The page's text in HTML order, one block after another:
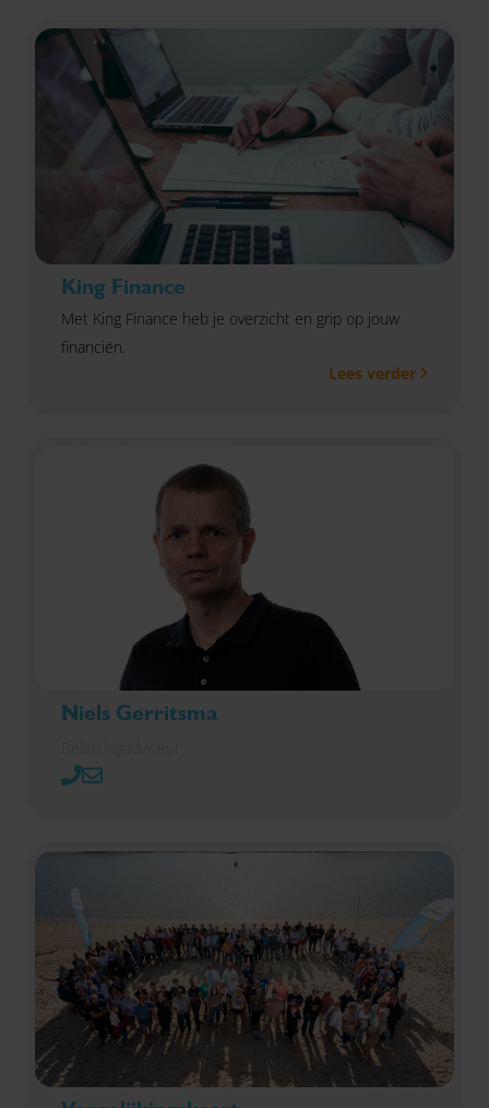
King Finance
Met King Finance heb je overzicht en grip op jouw
financiën.
Lees verder
Niels Gerritsma